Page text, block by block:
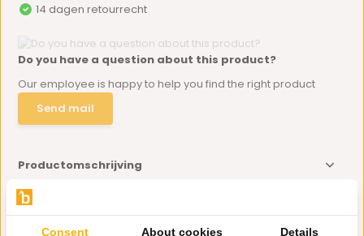
14 dagen retourrecht
Do you have a question about this product?
Our employee is happy to help you find the right product
Send mail
Productomschrijving
Specificaties
Consent About cookies Details